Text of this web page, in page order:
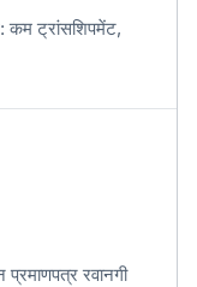
कम ट्रांसशिपमेंट,
रवानगी